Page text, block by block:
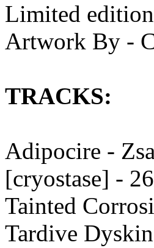
Limited
Artwork By -
TRACKS:
Adipocire -
[cryostase] -
Tainted
Tardive